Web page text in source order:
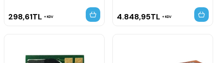
298,61TL KDV 4.848,95TL KDV